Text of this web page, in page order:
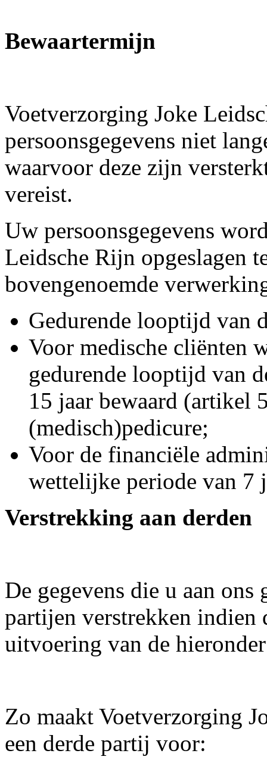
Bewaartermijn
Voetverzorging Joke
persoonsgegevens niet
waarvoor deze zijn
vereist.
Uw persoonsgegevens
Leidsche Rijn opgeslagen
bovengenoemde
Gedurende looptijd van
Voor medische cliënten
gedurende looptijd van
15 jaar bewaard (artikel
(medisch)pedicure;
Voor de financiële
wettelijke periode van 7
Verstrekking aan derden
De gegevens die u aan
partijen verstrekken
uitvoering van de
Zo maakt Voetverzorging
een derde partij voor: